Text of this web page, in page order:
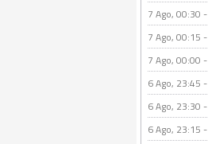
7 Ago, 00:30 -
7 Ago, 00:15 -
7 Ago, 00:00 -
6 Ago, 23:45 -
6 Ago, 23:30 -
6 Ago, 23:15 -